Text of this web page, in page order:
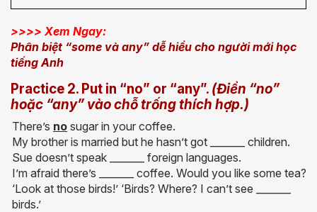
>>>> Xem Ngay:
Phân biệt “some và any” dễ hiểu cho người mới học
tiếng Anh
Practice 2. Put in “no” or “any”. (Điền “no”
hoặc “any” vào chỗ trống thích hợp.)
There’s no sugar in your coffee.
My brother is married but he hasn’t got _______ children.
Sue doesn’t speak _______ foreign languages.
I’m afraid there’s _______ coffee. Would you like some tea?
‘Look at those birds!’ ‘Birds? Where? I can’t see _______
birds.’